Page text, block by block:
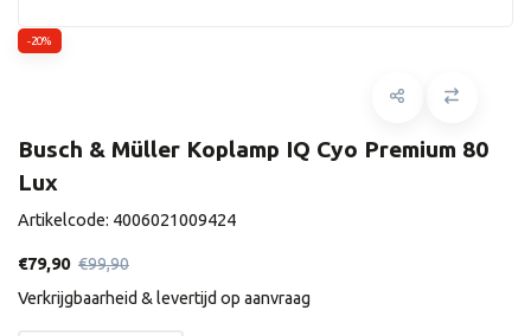
-20%
Busch & Müller Koplamp IQ Cyo Premium 80
Lux
Artikelcode: 4006021009424
€79,90 €99,90
Verkrijgbaarheid & levertijd op aanvraag